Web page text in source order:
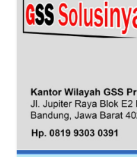
REDAKSI
Wahana
Regional